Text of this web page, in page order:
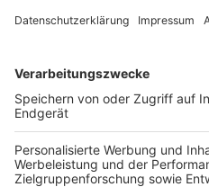
Betriebsgelände des
Nordbrücke: Auftrag soll
Bedburg|Die Sperrung der
weiterhin viele Pendler aus
Neubau gibt es jetzt aber
den Zeitplan voranbringen soll.